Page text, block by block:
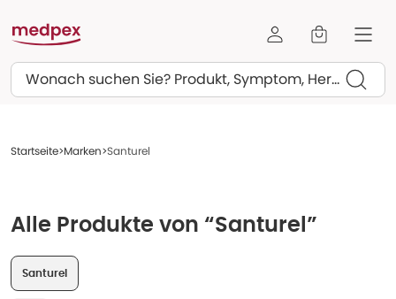
Suchen
Startseite Marken Santurel
Alle Produkte von “Santurel”
Santurel